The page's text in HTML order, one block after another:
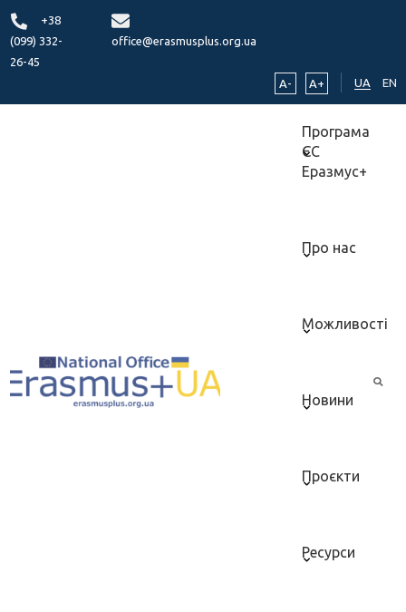
+38
(099) 332-
26-45
office@erasmusplus.org.ua
A- A+ UA EN
Програма
ЄС
Еразмус+
Про нас
Можливості
Новини
Проєкти
Ресурси